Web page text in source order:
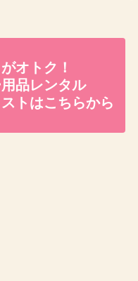
オトク！
品レンタル
トはこちらから